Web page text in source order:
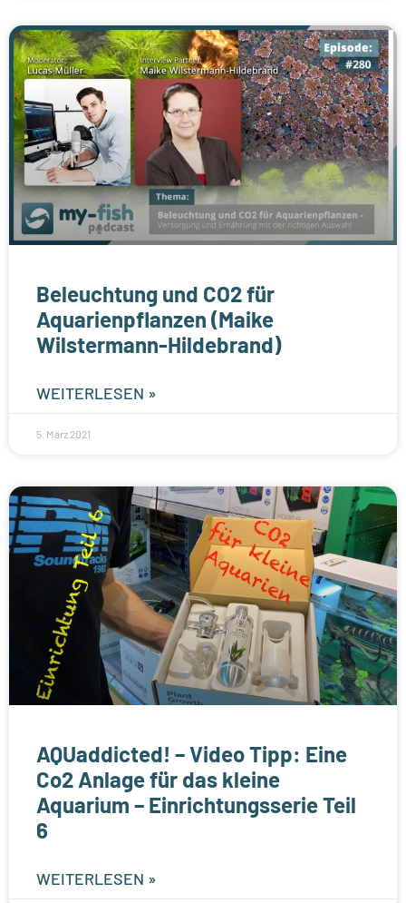
Beleuchtung und CO2 für
Aquarienpflanzen (Maike
Wilstermann-Hildebrand)
WEITERLESEN »
5. März 2021
AQUaddicted! – Video Tipp: Eine
Co2 Anlage für das kleine
Aquarium – Einrichtungsserie Teil
6
WEITERLESEN »